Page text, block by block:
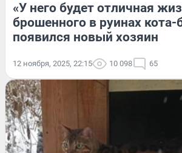
«У него будет отличная
брошенного в руинах кота-
появился новый хозяин
12 ноября, 2025, 22:15 10 098 65